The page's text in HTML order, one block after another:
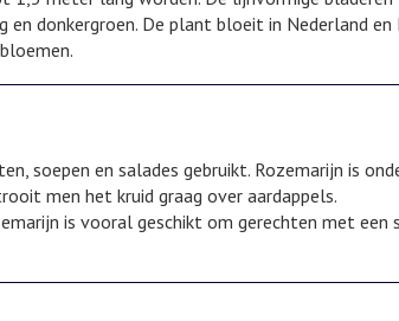
donkergroen. De plant bloeit in Nederland en
soepen en salades gebruikt. Rozemarijn is
men het kruid graag over aardappels.
is vooral geschikt om gerechten met